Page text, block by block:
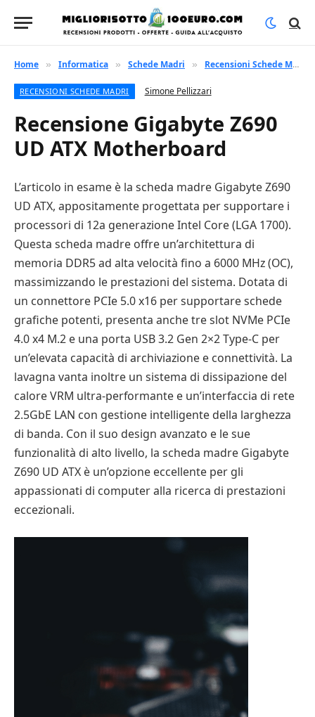
Home » Informatica » Schede Madri » Recensioni Schede Madri
RECENSIONI SCHEDE MADRI Simone Pellizzari
Recensione Gigabyte Z690
UD ATX Motherboard
L’articolo in esame è la scheda madre Gigabyte Z690
UD ATX, appositamente progettata per supportare i
processori di 12a generazione Intel Core (LGA 1700).
Questa scheda madre offre un’architettura di
memoria DDR5 ad alta velocità fino a 6000 MHz (OC),
massimizzando le prestazioni del sistema. Dotata di
un connettore PCIe 5.0 x16 per supportare schede
grafiche potenti, presenta anche tre slot NVMe PCIe
4.0 x4 M.2 e una porta USB 3.2 Gen 2×2 Type-C per
un’elevata capacità di archiviazione e connettività. La
lavagna vanta inoltre un sistema di dissipazione del
calore VRM ultra-performante e un’interfaccia di rete
2.5GbE LAN con gestione intelligente della larghezza
di banda. Con il suo design avanzato e le sue
funzionalità di alto livello, la scheda madre Gigabyte
Z690 UD ATX è un’opzione eccellente per gli
appassionati di computer alla ricerca di prestazioni
eccezionali.